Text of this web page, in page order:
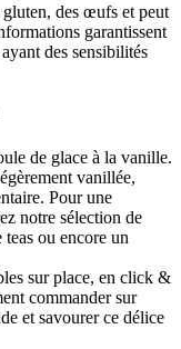
des œufs et peut
garantissent
des sensibilités
de glace à la vanille.
vanillée,
Pour une
notre sélection de
ou encore un
sur place, en click &
commander sur
et savourer ce délice